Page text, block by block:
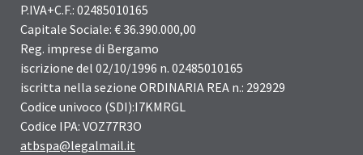
P.IVA+C.F.: 02485010165
Capitale Sociale: € 36.390.000,00
Reg. imprese di Bergamo
iscrizione del 02/10/1996 n. 02485010165
iscritta nella sezione ORDINARIA REA n.: 292929
Codice univoco (SDI):I7KMRGL
Codice IPA: VOZ77R3O
atbspa@legalmail.it